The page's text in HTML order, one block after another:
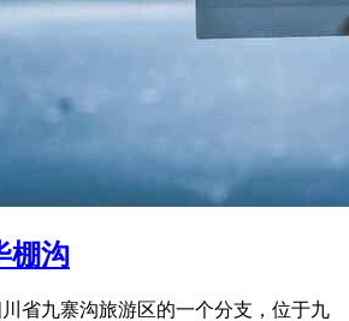
棚沟
省九寨沟旅游区的一个分支，位于九